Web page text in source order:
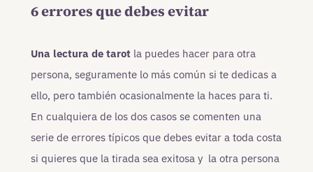
6 errores que debes evitar
Una lectura de tarot la puedes hacer para otra
persona, seguramente lo más común si te dedicas a
ello, pero también ocasionalmente la haces para ti.
En cualquiera de los dos casos se comenten una
serie de errores típicos que debes evitar a toda costa
si quieres que la tirada sea exitosa y la otra persona